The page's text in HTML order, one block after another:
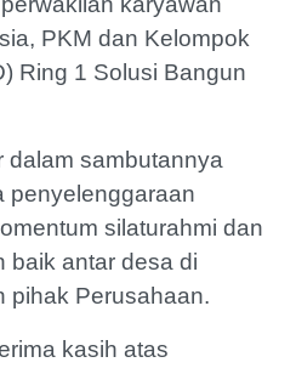
PKM dan Kelompok
Ring 1 Solusi Bangun
dalam sambutannya
penyelenggaraan
silaturahmi dan
baik antar desa di
pihak Perusahaan.
kasih atas